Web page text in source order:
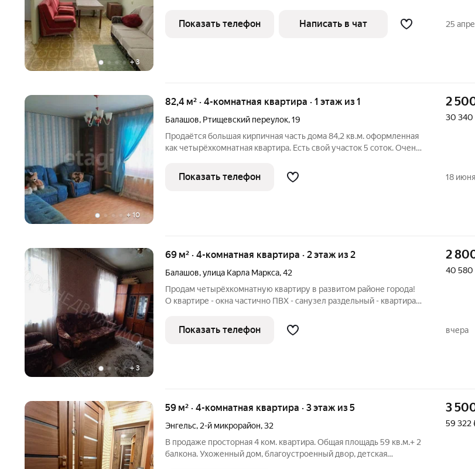
+3
сделан косметический ремонт. Установлены пластиковые окна.
Показать телефон Написать в чат 25
+ 10
82,4 м² · 4-комнатная квартира · 1 этаж из 1
Балашов, Ртищевский переулок,19
Продаётся большая кирпичная часть дома 84,2 кв.м. оформленная
как четырёхкомнатная квартира. Есть свой участок 5 соток. Очень
спокойный район. Рядом в 500 метрах протекает река Хопёр.
Квартира
2
30 340
Показать телефон 18
+3
69 м² · 4-комнатная квартира · 2 этаж из 2
Балашов,улица Карла Маркса,42
Продам четырёхкомнатную квартиру в развитом районе города!
О квартире - окна частично ПВХ - санузел раздельный - квартира
обременений - подходит под любой вид оплаты Отличное
2
40 580
Показать телефон вчера
59 м² · 4-комнатная квартира · 3 этаж из 5
Энгельс, 2-й микрорайон,32
В продаже просторная 4 ком. квартира. Общая площадь 59 кв.м.+ 2
балкона. Ухоженный дом, благоустроенный двор, детская
3
59 322